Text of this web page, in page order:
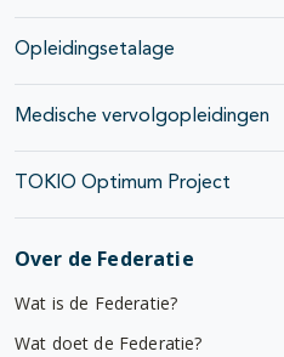
Opleidingsetalage
Medische vervolgopleidingen
TOKIO Optimum Project
Over de Federatie
Wat is de Federatie?
Wat doet de Federatie?